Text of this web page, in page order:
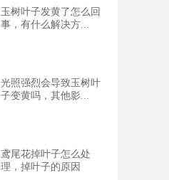
玉树叶子发黄了怎么回
事，有什么解决方...
光照强烈会导致玉树叶
子变黄吗，其他影...
鸢尾花掉叶子怎么处
理，掉叶子的原因